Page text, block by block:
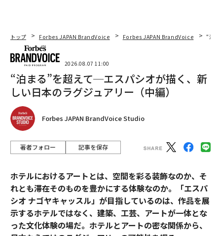
トップ Forbes JAPAN BrandVoice Forbes JAPAN BrandVoice “泊
2026.08.07 11:00
“泊まる”を超えて─エスパシオが描く、新
しい日本のラグジュアリー（中編）
Forbes JAPAN BrandVoice Studio
著者フォロー 記事を保存
ホテルにおけるアートとは、空間を彩る装飾なのか、そ
れとも滞在そのものを豊かにする体験なのか。「エスパ
シオ ナゴヤキャッスル」が目指しているのは、作品を展
示するホテルではなく、建築、工芸、アートが一体とな
った文化体験の場だ。ホテルとアートの密な関係から、